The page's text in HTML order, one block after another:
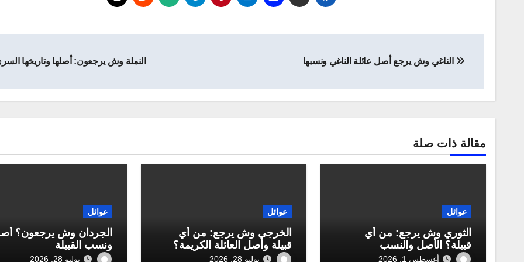
المقالات
الناغي وش يرجع أصل عائلة الناغي ونسبها النملة وش يرجعون: أصلها وتاريخها
مقالة ذات صلة
عوائل
الثوري وش يرجع: من أي
قبيلة؟ الأصل والنسب
أغسطس 1, 2026
عوائل
الخرجي وش يرجع: من أي
قبيلة وأصل العائلة الكريمة؟
يوليو 28, 2026
عوائل
الجردان وش يرجعون؟
ونسب القبيلة
يوليو 28, 2026